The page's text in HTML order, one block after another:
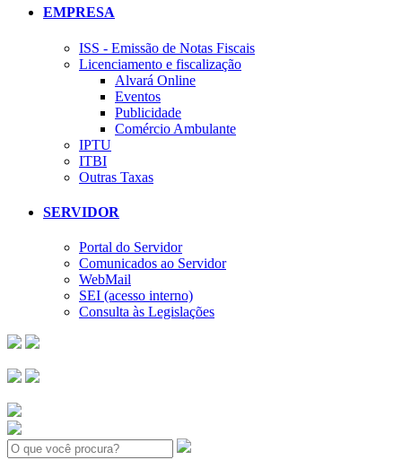
EMPRESA
ISS - Emissão de Notas Fiscais
Licenciamento e fiscalização
Alvará Online
Eventos
Publicidade
Comércio Ambulante
IPTU
ITBI
Outras Taxas
SERVIDOR
Portal do Servidor
Comunicados ao Servidor
WebMail
SEI (acesso interno)
Consulta às Legislações
Search: